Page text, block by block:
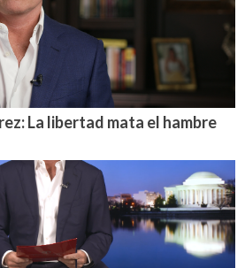
La libertad mata el hambre